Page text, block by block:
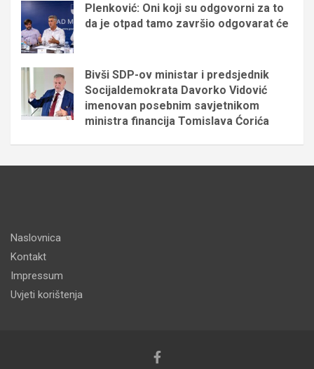
Plenković: Oni koji su odgovorni za to
da je otpad tamo završio odgovarat će
Bivši SDP-ov ministar i predsjednik
Socijaldemokrata Davorko Vidović
imenovan posebnim savjetnikom
ministra financija Tomislava Ćorića
Naslovnica
Kontakt
Impressum
Uvjeti korištenja